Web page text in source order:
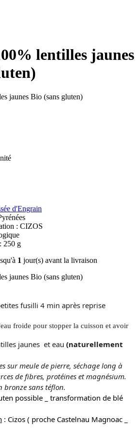
lentilles jaunes
d'Engrain
: CIZOS
250 g
1 jour(s) avant la livraison
fusilli 4 min après reprise
froide pour stopper la cuisson et avoir
jaunes et eau (naturellement
sur meule de pierre, séchage long à
de fibres, protéines et magnésium.
bronze sans téflon.
possible _ transformation de blé
: Cizos ( proche Castelnau Magnoac _